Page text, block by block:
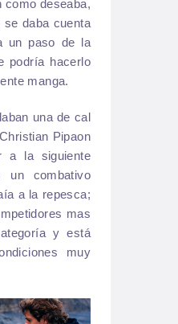
como deseaba,
se daba cuenta
un paso de la
podría hacerlo
manga.
una de cal
Pipaon
a la siguiente
un combativo
a la repesca;
mas
y está
muy